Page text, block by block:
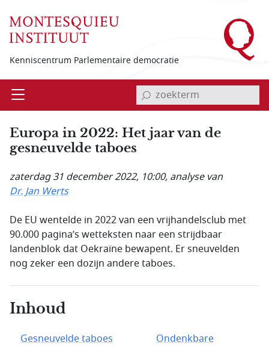
Kenniscentrum Parlementaire democratie
Open invoerveld zoekterm
Europa in 2022: Het jaar van de
gesneuvelde taboes
zaterdag 31 december 2022, 10:00, analyse van
Dr. Jan Werts
De EU wentelde in 2022 van een vrijhandelsclub met
90.000 pagina’s wetteksten naar een strijdbaar
landenblok dat Oekraïne bewapent. Er sneuvelden
nog zeker een dozijn andere taboes.
Inhoud
Gesneuvelde taboes
Ondenkbare